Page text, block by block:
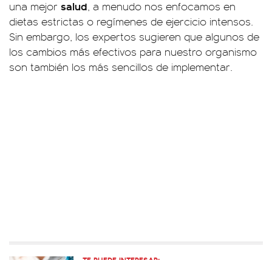
una mejor salud, a menudo nos enfocamos en
dietas estrictas o regímenes de ejercicio intensos.
Sin embargo, los expertos sugieren que algunos de
los cambios más efectivos para nuestro organismo
son también los más sencillos de implementar.